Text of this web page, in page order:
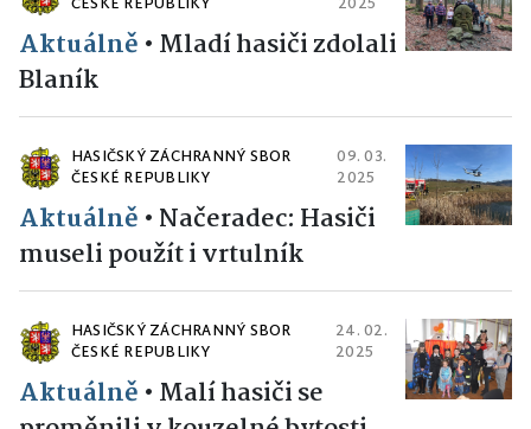
Aktuálně • Mladí hasiči zdolali
Blaník
HASIČSKÝ ZÁCHRANNÝ SBOR
ČESKÉ REPUBLIKY
09. 03.
2025
Aktuálně • Načeradec: Hasiči
museli použít i vrtulník
HASIČSKÝ ZÁCHRANNÝ SBOR
ČESKÉ REPUBLIKY
24. 02.
2025
Aktuálně • Malí hasiči se